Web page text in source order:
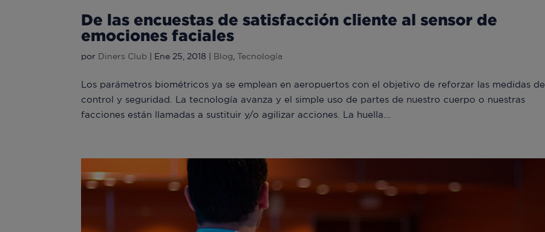
De las encuestas de satisfacción cliente al sensor de
emociones faciales
por Diners Club | Ene 25, 2018 | Blog ,Tecnología
Los parámetros biométricos ya se emplean en aeropuertos con el objetivo de reforzar las medidas de
control y seguridad. La tecnología avanza y el simple uso de partes de nuestro cuerpo o nuestras
facciones están llamadas a sustituir y/o agilizar acciones. La huella...